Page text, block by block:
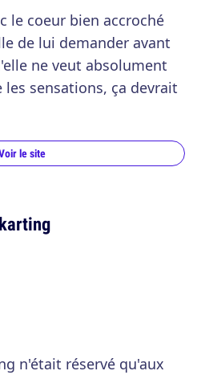
le coeur bien accroché
de lui demander avant
ne veut absolument
les sensations, ça devrait
le site
n'était réservé qu'aux